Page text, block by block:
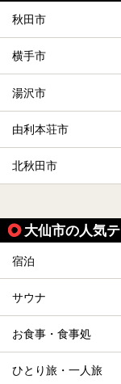
なり
竿燈ま
秋田市
横手市
湯沢市
由利本荘市
北秋田市
大仙市の人気
宿泊
サウナ
お食事・食事処
ひとり旅・一人旅